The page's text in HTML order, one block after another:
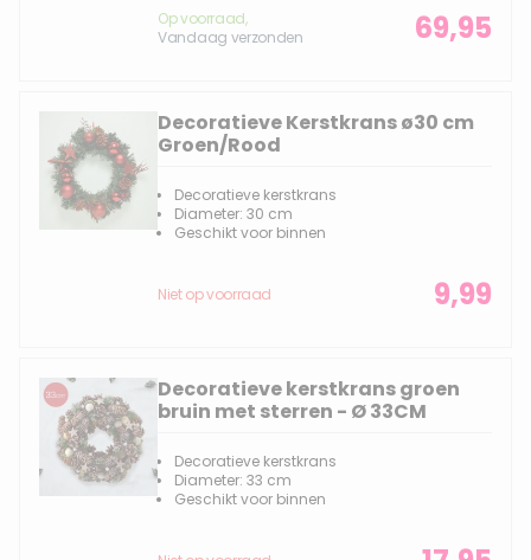
Op voorraad,
Vandaag verzonden
69,95
Decoratieve Kerstkrans ø30 cm
Groen/Rood
Decoratieve kerstkrans
Diameter: 30 cm
Geschikt voor binnen
Niet op voorraad 9,99
Decoratieve kerstkrans groen
bruin met sterren - Ø 33CM
Decoratieve kerstkrans
Diameter: 33 cm
Geschikt voor binnen